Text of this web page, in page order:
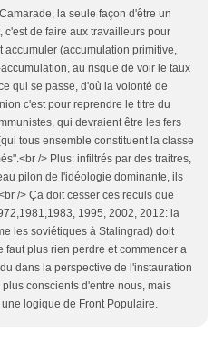
la seule façon d'être un
c'est de faire aux travailleurs pour
accumuler (accumulation primitive,
au risque de voir le taux
qui se passe, d'où la volonté de
c'est pour reprendre le titre du
qui devraient être les fers
tous ensemble constituent la classe
/> Plus: infiltrés par des traitres,
pilon de l'idéologie dominante, ils
/> Ça doit cesser ces reculs que
1995, 2002, 2012: la
les soviétiques à Stalingrad) doit
faut plus rien perdre et commencer a
dans la perspective de l'instauration
conscients d'entre nous, mais
logique de Front Populaire.